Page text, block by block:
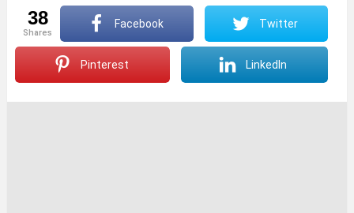
38
shares
Facebook Twitter
Pinterest LinkedIn